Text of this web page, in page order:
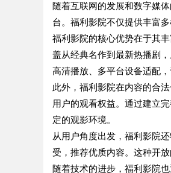
随着互联网的发展和数字媒
台。福利影院不仅提供丰富
福利影院的核心优势在于其
盖从经典名作到最新热播剧
高清播放、多平台设备适配
此外，福利影院在内容的合
用户的观看权益。通过建立
定的观影环境。
从用户角度出发，福利影院
受，推荐优质内容。这种开
随着技术的进步，福利影院